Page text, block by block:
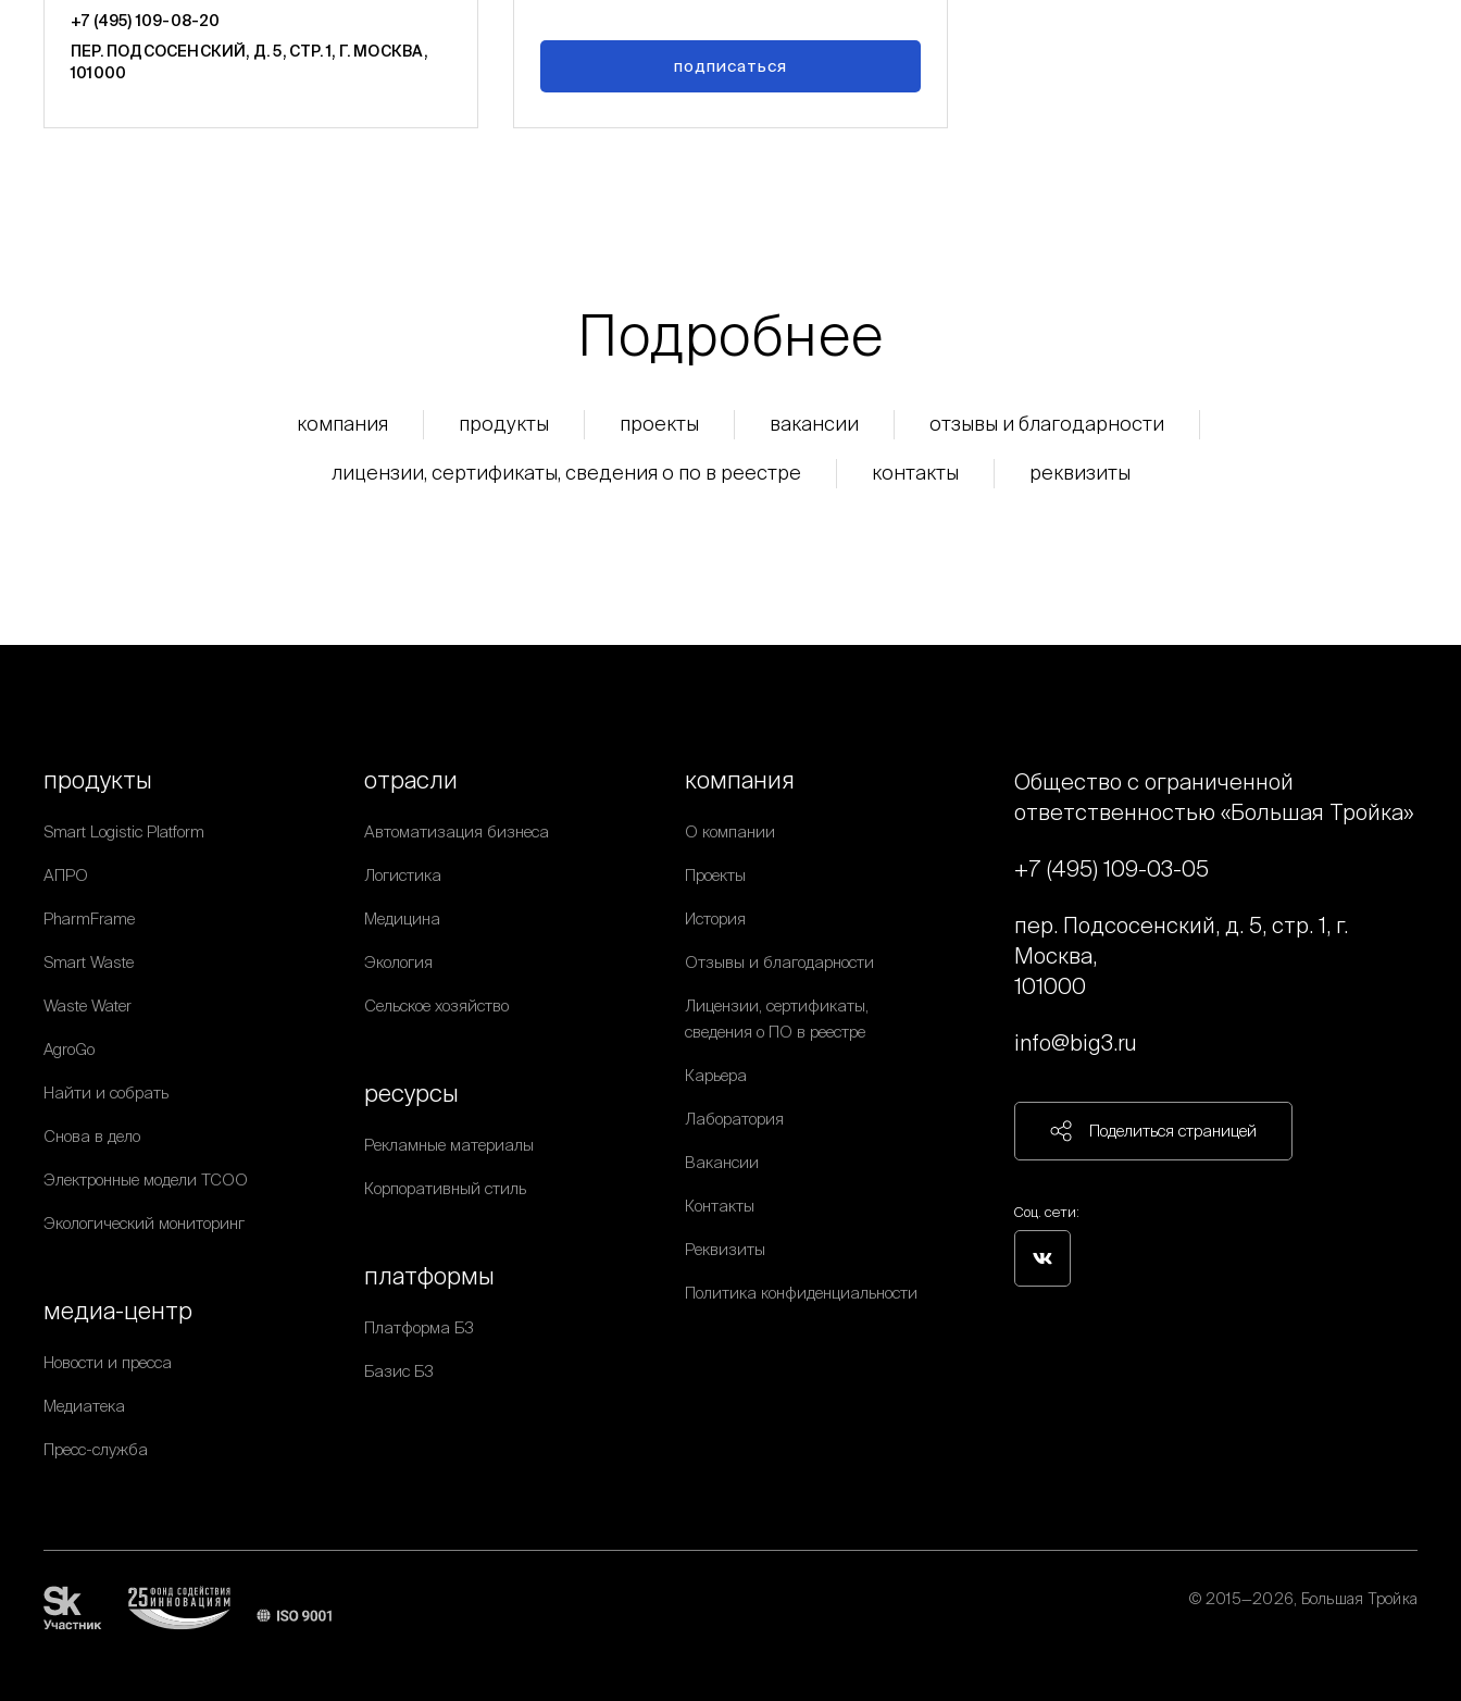
+7 (495) 109-08-20
ПЕР. ПОДСОСЕНСКИЙ, Д. 5, СТР. 1, Г. МОСКВА,
101000
подписаться
Подробнее
компания продукты проекты вакансии отзывы и благодарности
лицензии, сертификаты, сведения о по в реестре контакты реквизиты
продукты
Smart Logistic Platform
АПРО
PharmFrame
Smart Waste
Waste Water
AgroGo
Найти и собрать
Снова в дело
Электронные модели ТСОО
Экологический мониторинг
медиа-центр
Новости и пресса
Медиатека
Пресс-служба
отрасли
Автоматизация бизнеса
Логистика
Медицина
Экология
Сельское хозяйство
ресурсы
Рекламные материалы
Корпоративный стиль
платформы
Платформа Б3
Базис Б3
компания
О компании
Проекты
История
Отзывы и благодарности
Лицензии, сертификаты,
сведения о ПО в реестре
Карьера
Лаборатория
Вакансии
Контакты
Реквизиты
Политика конфиденциальности
Общество с ограниченной
ответственностью «Большая Тройка»
+7 (495) 109-03-05
пер. Подсосенский, д. 5, стр. 1, г.
Москва,
101000
info@big3.ru
Поделиться страницей
Соц. сети:
© 2015—2026, Большая Тройка